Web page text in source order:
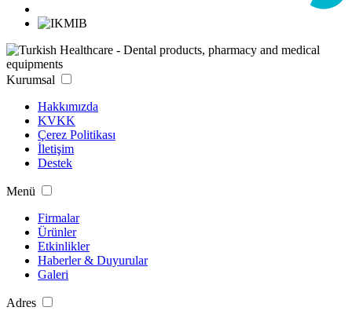
Kurumsal
Hakkımızda
KVKK
Çerez Politikası
İletişim
Destek
Menü
Firmalar
Ürünler
Etkinlikler
Haberler & Duyurular
Galeri
Adres